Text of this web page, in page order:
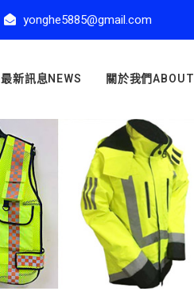
yonghe5885@gmail.com
最新訊息NEWS 關於我們ABOUT